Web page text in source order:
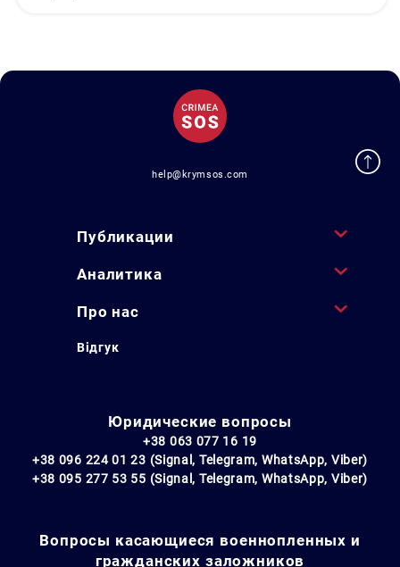
help@krymsos.com
Публикации
Аналитика
Про нас
Відгук
Юридические вопросы
+38 063 077 16 19
+38 096 224 01 23 (Signal, Telegram, WhatsApp, Viber)
+38 095 277 53 55 (Signal, Telegram, WhatsApp, Viber)
Вопросы касающиеся военнопленных и
гражданских заложников